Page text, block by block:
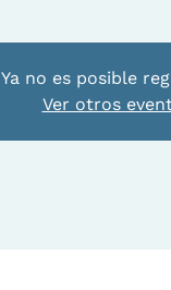
Ya no es posible
Ver otros